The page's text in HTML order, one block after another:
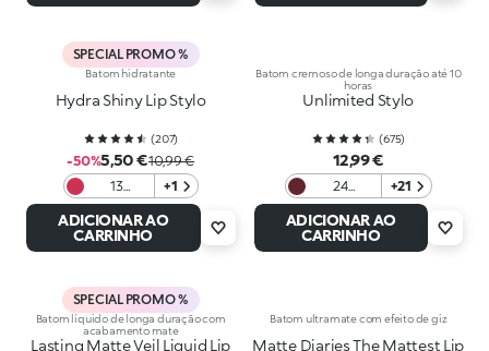
SPECIAL PROMO %
Batom hidratante
Hydra Shiny Lip Stylo
(207)
-50%5,50 €10,99 €
13
Magenta
+1
ADICIONAR AO
CARRINHO
Batom cremoso de longa duração até 10
horas
Unlimited Stylo
(675)
12,99 €
24
Burgundy
+21
ADICIONAR AO
CARRINHO
SPECIAL PROMO %
Batom líquido de longa duração com
acabamento mate
Lasting Matte Veil Liquid Lip
Batom ultramate com efeito de giz
Matte Diaries The Mattest Lip